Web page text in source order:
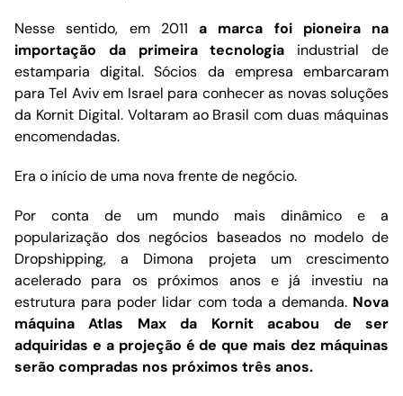
Nesse sentido, em 2011 a marca foi pioneira na
importação da primeira tecnologia industrial de
estamparia digital. Sócios da empresa embarcaram
para Tel Aviv em Israel para conhecer as novas soluções
da Kornit Digital. Voltaram ao Brasil com duas máquinas
encomendadas.
Era o início de uma nova frente de negócio.
Por conta de um mundo mais dinâmico e a
popularização dos negócios baseados no modelo de
Dropshipping, a Dimona projeta um crescimento
acelerado para os próximos anos e já investiu na
estrutura para poder lidar com toda a demanda. Nova
máquina Atlas Max da Kornit acabou de ser
adquiridas e a projeção é de que mais dez máquinas
serão compradas nos próximos três anos.